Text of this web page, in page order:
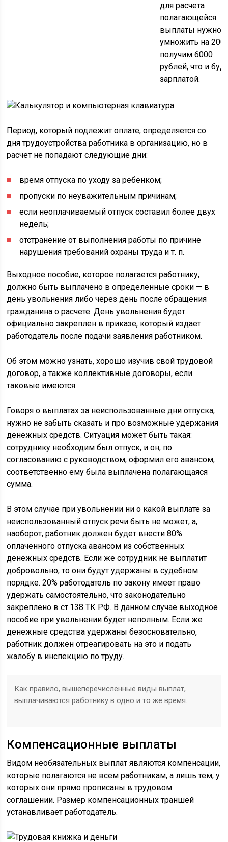
для расчета
полагающейся
выплаты нужно
умножить на 200
получим 6000
рублей, что и
зарплатой.
Период, который подлежит оплате, определяется со
дня трудоустройства работника в организацию, но в
расчет не попадают следующие дни:
время отпуска по уходу за ребенком;
пропуски по неуважительным причинам;
если неоплачиваемый отпуск составил более двух
недель;
отстранение от выполнения работы по причине
нарушения требований охраны труда и т. п.
Выходное пособие, которое полагается работнику,
должно быть выплачено в определенные сроки — в
день увольнения либо через день после обращения
гражданина о расчете. День увольнения будет
официально закреплен в приказе, который издает
работодатель после подачи заявления работником.
Об этом можно узнать, хорошо изучив свой трудовой
договор, а также коллективные договоры, если
таковые имеются.
Говоря о выплатах за неиспользованные дни отпуска,
нужно не забыть сказать и про возможные удержания
денежных средств. Ситуация может быть такая:
сотруднику необходим был отпуск, и он, по
согласованию с руководством, оформил его авансом,
соответственно ему была выплачена полагающаяся
сумма.
В этом случае при увольнении ни о какой выплате за
неиспользованный отпуск речи быть не может, а,
наоборот, работник должен будет внести 80%
оплаченного отпуска авансом из собственных
денежных средств. Если же сотрудник не выплатит
добровольно, то они будут удержаны в судебном
порядке. 20% работодатель по закону имеет право
удержать самостоятельно, что законодательно
закреплено в ст.138 ТК РФ. В данном случае выходное
пособие при увольнении будет неполным. Если же
денежные средства удержаны безосновательно,
работник должен отреагировать на это и подать
жалобу в инспекцию по труду.
Как правило, вышеперечисленные виды выплат,
выплачиваются работнику в одно и то же время.
Компенсационные выплаты
Видом необязательных выплат являются компенсации,
которые полагаются не всем работникам, а лишь тем, у
которых они прямо прописаны в трудовом
соглашении. Размер компенсационных траншей
устанавливает работодатель.